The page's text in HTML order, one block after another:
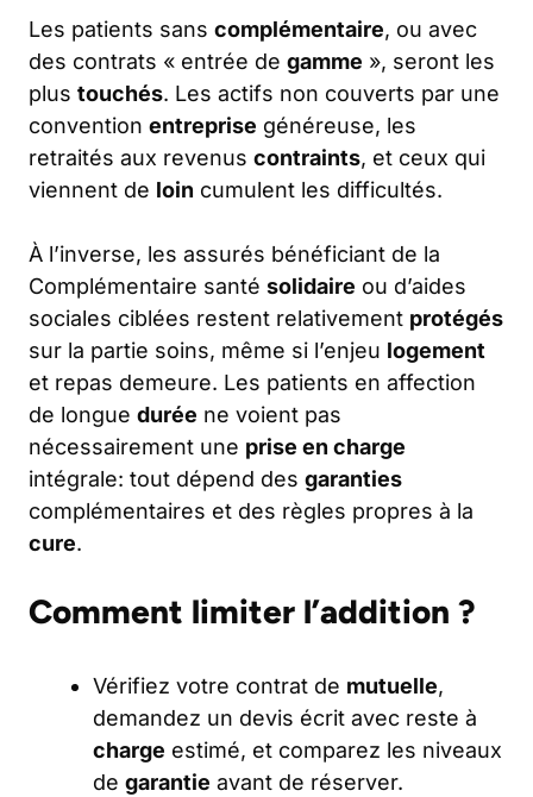
Les patients sans complémentaire, ou avec
des contrats « entrée de gamme », seront les
plus touchés. Les actifs non couverts par une
convention entreprise généreuse, les
retraités aux revenus contraints, et ceux qui
viennent de loin cumulent les difficultés.
À l’inverse, les assurés bénéficiant de la
Complémentaire santé solidaire ou d’aides
sociales ciblées restent relativement protégés
sur la partie soins, même si l’enjeu logement
et repas demeure. Les patients en affection
de longue durée ne voient pas
nécessairement une prise en charge
intégrale: tout dépend des garanties
complémentaires et des règles propres à la
cure.
Comment limiter l’addition ?
Vérifiez votre contrat de mutuelle,
demandez un devis écrit avec reste à
charge estimé, et comparez les niveaux
de garantie avant de réserver.